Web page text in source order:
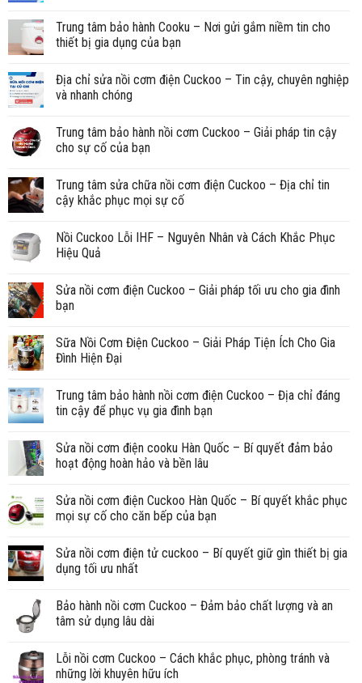
Trung tâm bảo hành Cooku – Nơi gửi gắm niềm tin cho
thiết bị gia dụng của bạn
Địa chỉ sửa nồi cơm điện Cuckoo – Tin cậy, chuyên nghiệp
và nhanh chóng
Trung tâm bảo hành nồi cơm Cuckoo – Giải pháp tin cậy
cho sự cố của bạn
Trung tâm sửa chữa nồi cơm điện Cuckoo – Địa chỉ tin
cậy khắc phục mọi sự cố
Nồi Cuckoo Lỗi IHF – Nguyên Nhân và Cách Khắc Phục
Hiệu Quả
Sửa nồi cơm điện Cuckoo – Giải pháp tối ưu cho gia đình
bạn
Sữa Nồi Cơm Điện Cuckoo – Giải Pháp Tiện Ích Cho Gia
Đình Hiện Đại
Trung tâm bảo hành nồi cơm điện Cuckoo – Địa chỉ đáng
tin cậy để phục vụ gia đình bạn
Sửa nồi cơm điện cooku Hàn Quốc – Bí quyết đảm bảo
hoạt động hoàn hảo và bền lâu
Sửa nồi cơm điện Cuckoo Hàn Quốc – Bí quyết khắc phục
mọi sự cố cho căn bếp của bạn
Sửa nồi cơm điện tử cuckoo – Bí quyết giữ gìn thiết bị gia
dụng tối ưu nhất
Bảo hành nồi cơm Cuckoo – Đảm bảo chất lượng và an
tâm sử dụng lâu dài
Lỗi nồi cơm Cuckoo – Cách khắc phục, phòng tránh và
những lời khuyên hữu ích